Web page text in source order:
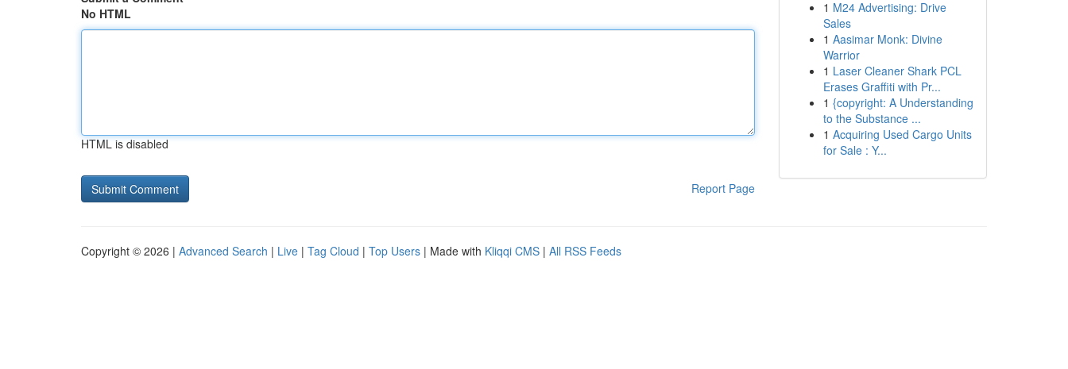
No HTML
HTML is disabled
Report Page
1 M24 Advertising: Drive
Sales
1 Aasimar Monk: Divine
Warrior
1 Laser Cleaner Shark PCL
Erases Graffiti with Pr...
1 {copyright: A Understanding
to the Substance ...
1 Acquiring Used Cargo Units
for Sale : Y...
Copyright © 2026 | Advanced Search | Live | Tag Cloud | Top Users | Made with Kliqqi CMS | All RSS Feeds